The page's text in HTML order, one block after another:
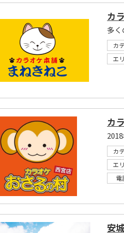
カ
多
カ
エ
カ
カ
エ
電
安